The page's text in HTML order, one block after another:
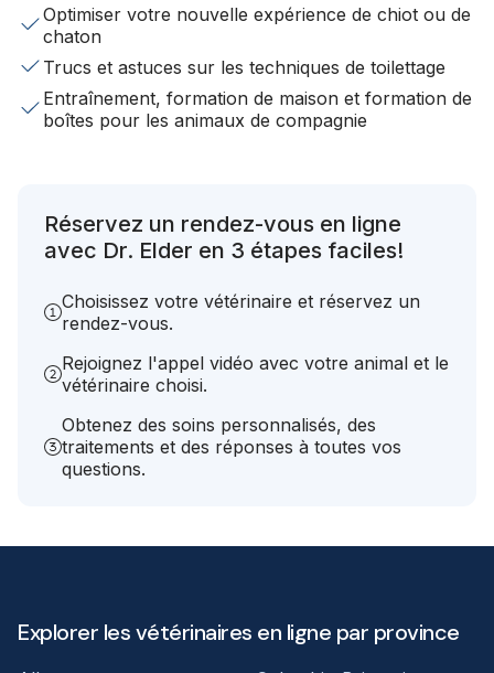
Optimiser votre nouvelle expérience de chiot ou de
chaton
Trucs et astuces sur les techniques de toilettage
Entraînement, formation de maison et formation de
boîtes pour les animaux de compagnie
Réservez un rendez-vous en ligne
avec Dr. Elder en 3 étapes faciles!
Choisissez votre vétérinaire et réservez un
rendez-vous.
Rejoignez l'appel vidéo avec votre animal et le
vétérinaire choisi.
Obtenez des soins personnalisés, des
traitements et des réponses à toutes vos
questions.
Explorer les vétérinaires en ligne par province